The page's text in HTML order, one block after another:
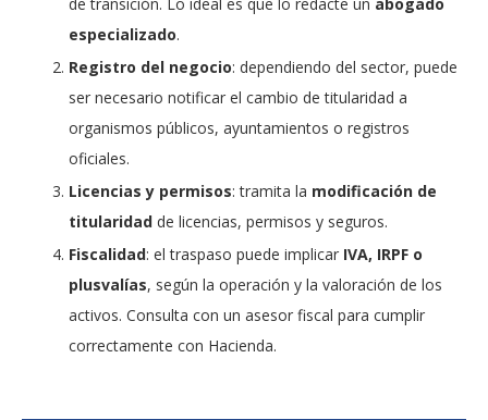
especializado.
Registro del negocio: dependiendo del sector, puede
ser necesario notificar el cambio de titularidad a
organismos públicos, ayuntamientos o registros
oficiales.
Licencias y permisos: tramita la modificación de
titularidad de licencias, permisos y seguros.
Fiscalidad: el traspaso puede implicar IVA, IRPF o
plusvalías, según la operación y la valoración de los
activos. Consulta con un asesor fiscal para cumplir
correctamente con Hacienda.